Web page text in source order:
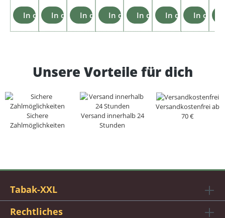
In den Warenkorb
In den Warenkorb
In den Warenkorb
In den Warenkorb
In den Warenkorb
In den In den
Unsere Vorteile für dich
Sichere
Zahlmöglichkeiten
Versand innerhalb 24
Stunden
Versandkostenfrei ab
70 €
Tabak-XXL
Rechtliches